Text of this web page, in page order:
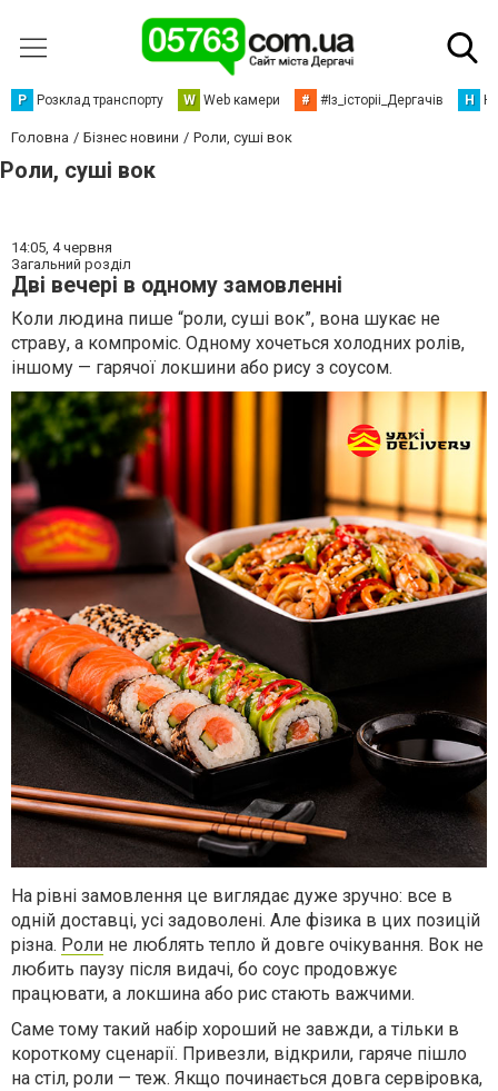
Р Розклад транспорту W Web камери # #Із_історіі_Дергачів Н
Головна Бізнес новини Роли, суші вок
Роли, суші вок
14:05, 4 червня
Загальний розділ
Дві вечері в одному замовленні
Коли людина пише “роли, суші вок”, вона шукає не
страву, а компроміс. Одному хочеться холодних ролів,
іншому — гарячої локшини або рису з соусом.
На рівні замовлення це виглядає дуже зручно: все в
одній доставці, усі задоволені. Але фізика в цих позицій
різна. Роли не люблять тепло й довге очікування. Вок не
любить паузу після видачі, бо соус продовжує
працювати, а локшина або рис стають важчими.
Саме тому такий набір хороший не завжди, а тільки в
короткому сценарії. Привезли, відкрили, гаряче пішло
на стіл, роли — теж. Якщо починається довга сервіровка,